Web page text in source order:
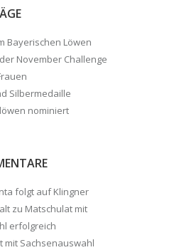
Bayerischen Löwen
November Challenge
Silbermedaille
nominiert
folgt auf Klingner
zu Matschulat mit
erfolgreich
mit Sachsenauswahl